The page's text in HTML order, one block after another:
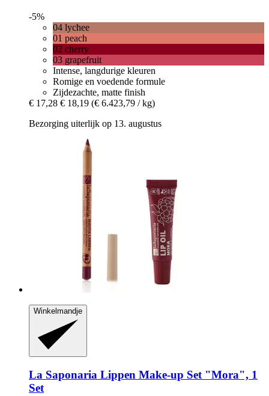
-5%
04 lychee
01 peach
02 cherry
03 grapefruit
Intense, langdurige kleuren
Romige en voedende formule
Zijdezachte, matte finish
€ 17,28 € 18,19 (€ 6.423,79 / kg)
Bezorging uiterlijk op 13. augustus
Winkelmandje
La Saponaria Lippen Make-​up Set "Mora", 1
Set